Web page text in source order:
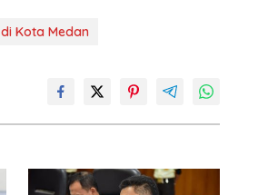
Kota Medan